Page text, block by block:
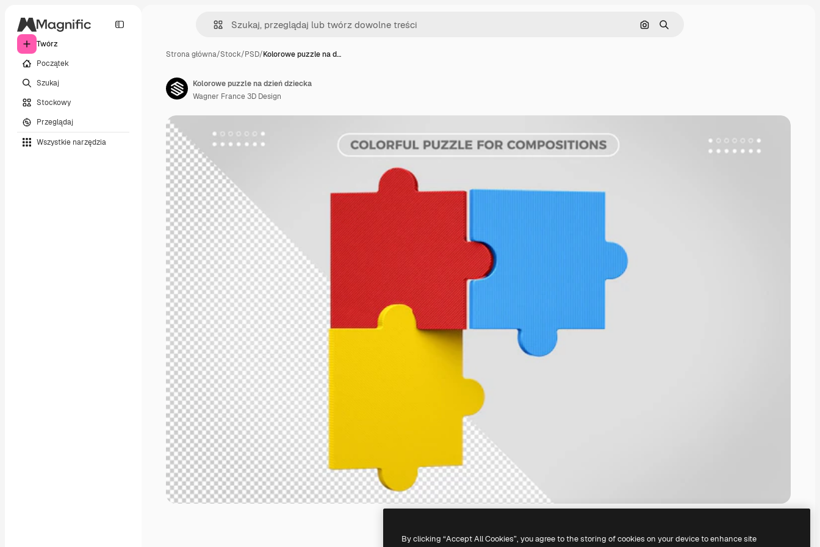
Twórz
Początek
Szukaj
Stockowy
Przeglądaj
Wszystkie narzędzia
Szukaj według obrazu
Szukaj
Strona główna/Stock/PSD/Kolorowe puzzle na d…
Kolorowe puzzle na dzień dziecka
Wagner France 3D Design
By clicking “Accept All Cookies”, you agree to the storing of cookies on your device to enhance site